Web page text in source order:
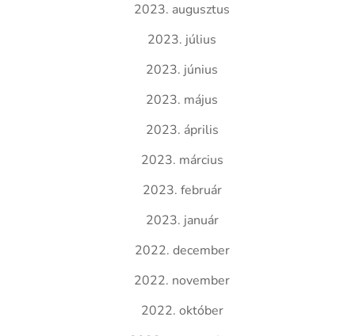
2023. augusztus
2023. július
2023. június
2023. május
2023. április
2023. március
2023. február
2023. január
2022. december
2022. november
2022. október